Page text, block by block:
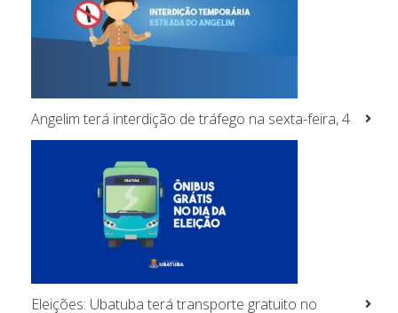
Angelim terá interdição de tráfego na sexta-feira, 4
Eleições: Ubatuba terá transporte gratuito no